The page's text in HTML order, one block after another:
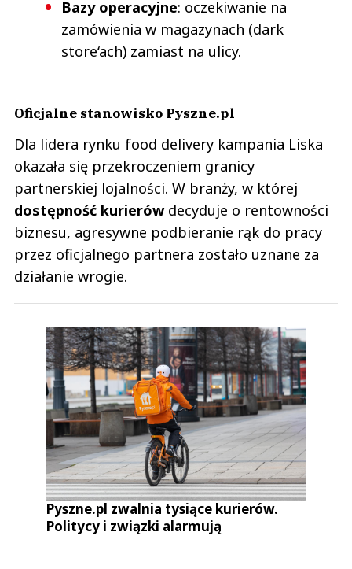
Bazy operacyjne: oczekiwanie na
zamówienia w magazynach (dark
store‘ach) zamiast na ulicy.
Oficjalne stanowisko Pyszne.pl
Dla lidera rynku food delivery kampania Liska
okazała się przekroczeniem granicy
partnerskiej lojalności. W branży, w której
dostępność kurierówdecyduje o rentowności
biznesu, agresywne podbieranie rąk do pracy
przez oficjalnego partnera zostało uznane za
działanie wrogie.
Pyszne.pl zwalnia tysiące kurierów.
Politycy i związki alarmują